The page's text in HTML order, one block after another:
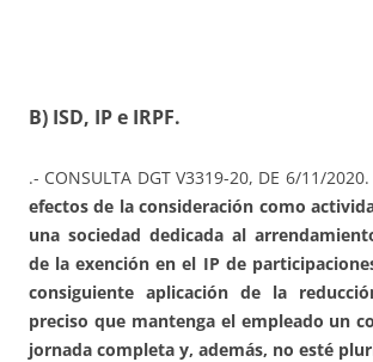
B) ISD, IP e IRPF.
.- CONSULTA DGT V3319-20, DE 6/11/2020.
efectos de la consideración como
una sociedad dedicada al
de la exención en el IP de
consiguiente aplicación de la
preciso que mantenga el empleado un
jornada completa y, además, no esté